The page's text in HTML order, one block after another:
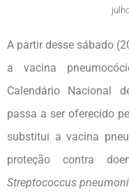
A partir desse sábado
a vacina
Calendário Nacional
passa a ser oferecido
substitui a vacina
proteção contra
Streptococcus